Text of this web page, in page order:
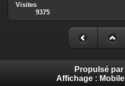
Visites
9375
Propulsé par
Affichage : Mobile